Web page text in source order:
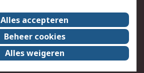
Over ons
Werken bij RS
Alles accepteren
Beheer cookies
Alles weigeren